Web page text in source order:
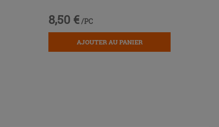
8,50 € /PC
AJOUTER AU PANIER